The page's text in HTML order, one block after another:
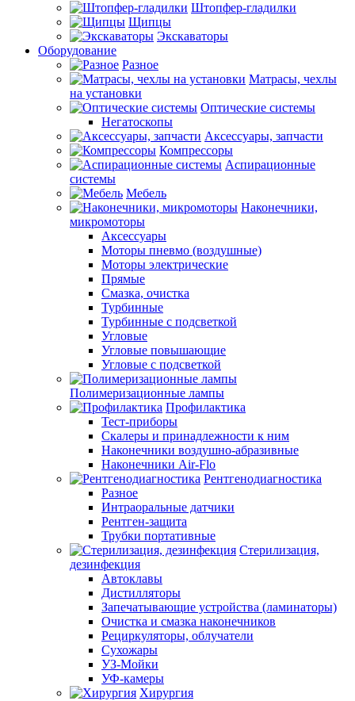
Штопфер-гладилки
Щипцы
Экскаваторы
Оборудование
Разное
Матрасы, чехлы
на установки
Оптические системы
Негатоскопы
Аксессуары, запчасти
Компрессоры
Аспирационные
системы
Мебель
Наконечники,
микромоторы
Аксессуары
Моторы пневмо (воздушные)
Моторы электрические
Прямые
Смазка, очистка
Турбинные
Турбинные с подсветкой
Угловые
Угловые повышающие
Угловые с подсветкой
Полимеризационные лампы
Профилактика
Тест-приборы
Скалеры и принадлежности к ним
Наконечники воздушно-абразивные
Наконечники Air-Flo
Рентгенодиагностика
Разное
Интраоральные датчики
Рентген-защита
Трубки портативные
Стерилизация,
дезинфекция
Автоклавы
Дистилляторы
Запечатывающие устройства (ламинаторы)
Очистка и смазка наконечников
Рециркуляторы, облучатели
Сухожары
УЗ-Мойки
УФ-камеры
Хирургия